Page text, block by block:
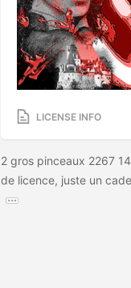
LICENSE INFO
2 gros pinceaux 2267
de licence, juste un